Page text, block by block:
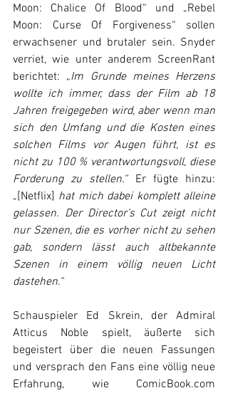
Moon: Chalice Of Blood“ und „Rebel
Moon: Curse Of Forgiveness“ sollen
erwachsener und brutaler sein. Snyder
verriet, wie unter anderem ScreenRant
berichtet: „Im Grunde meines Herzens
wollte ich immer, dass der Film ab 18
Jahren freigegeben wird, aber wenn man
sich den Umfang und die Kosten eines
solchen Films vor Augen führt, ist es
nicht zu 100 % verantwortungsvoll, diese
Forderung zu stellen.“ Er fügte hinzu:
„[Netflix] hat mich dabei komplett alleine
gelassen. Der Director’s Cut zeigt nicht
nur Szenen, die es vorher nicht zu sehen
gab, sondern lässt auch altbekannte
Szenen in einem völlig neuen Licht
dastehen.“
Schauspieler Ed Skrein, der Admiral
Atticus Noble spielt, äußerte sich
begeistert über die neuen Fassungen
und versprach den Fans eine völlig neue
Erfahrung, wie ComicBook.com